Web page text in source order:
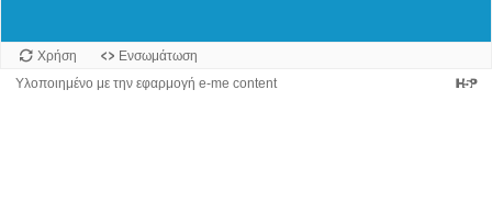
Χρήση
Ενσωμάτωση
Υλοποιημένο με την εφαρμογή e-me content